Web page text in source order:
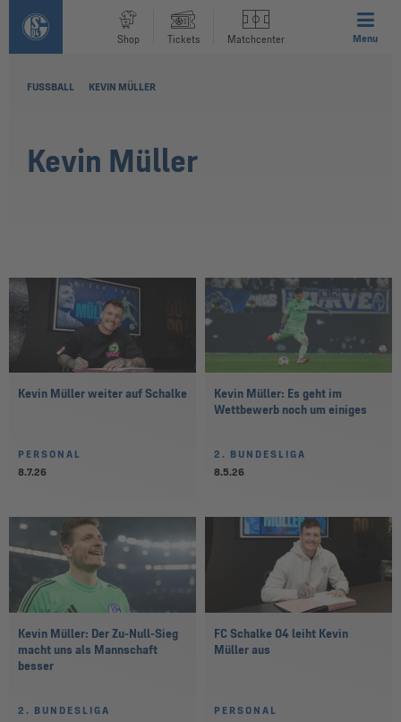
Shop Tickets Matchcenter Menu
FUSSBALL KEVIN MÜLLER
Kevin Müller
Kevin Müller weiter auf Schalke
PERSONAL
8.7.26
Kevin Müller: Es geht im
Wettbewerb noch um einiges
2. BUNDESLIGA
8.5.26
Kevin Müller: Der Zu-Null-Sieg
macht uns als Mannschaft
besser
2. BUNDESLIGA
FC Schalke 04 leiht Kevin
Müller aus
PERSONAL